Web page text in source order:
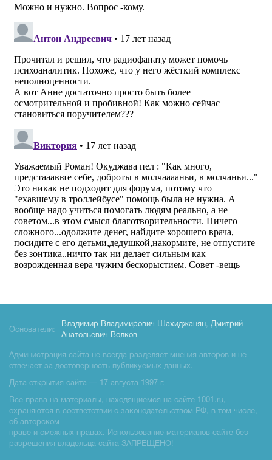
Основатели:
Владимир Владимирович Шахиджанян, Дмитрий
Анатольевич Волков
Администрация сайта не всегда разделяет мнения авторов и не
отвечает за достоверность публикуемых данных.
Дата открытия сайта — 17 августа 1997 г.
Все права на материалы, находящиемся на сайте 1001.ru,
охраняются в соответствии с законодательством РФ, в том числе,
об авторском
праве и смежных правах. Использование материалов сайте без
разрешения владельца сайта ЗАПРЕЩЕНО!